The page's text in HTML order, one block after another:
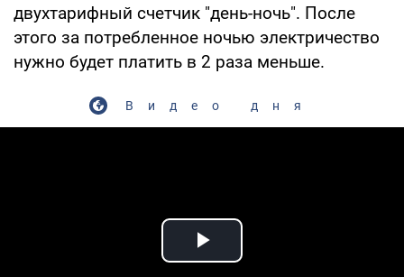
двухтарифный счетчик "день-ночь". После
этого за потребленное ночью электричество
нужно будет платить в 2 раза меньше.
Видео дня
Play Video